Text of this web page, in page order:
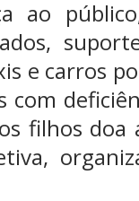
ao
e carros
com
filhos